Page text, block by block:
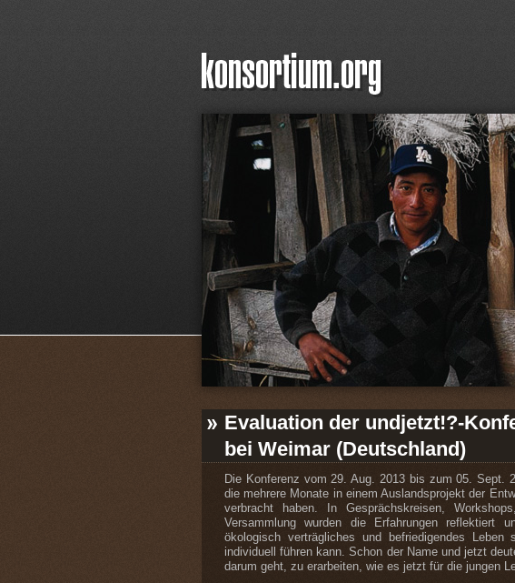
Evaluation der undjetzt!?-
bei Weimar (Deutschland)
Die Konferenz vom 29. Aug. 2013 bis zum 05. Sept.
die mehrere Monate in einem Auslandsprojekt der
verbracht haben. In Gesprächskreisen,
Versammlung wurden die Erfahrungen reflektiert
ökologisch verträgliches und befriedigendes
individuell führen kann. Schon der Name und jetzt
darum geht, zu erarbeiten, wie es jetzt für die jungen